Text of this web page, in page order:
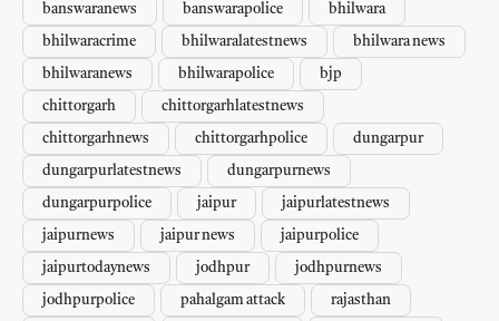
banswaranews banswarapolice bhilwara
bhilwaracrime bhilwaralatestnews bhilwara news
bhilwaranews bhilwarapolice bjp
chittorgarh chittorgarhlatestnews
chittorgarhnews chittorgarhpolice dungarpur
dungarpurlatestnews dungarpurnews
dungarpurpolice jaipur jaipurlatestnews
jaipurnews jaipur news jaipurpolice
jaipurtodaynews jodhpur jodhpurnews
jodhpurpolice pahalgam attack rajasthan